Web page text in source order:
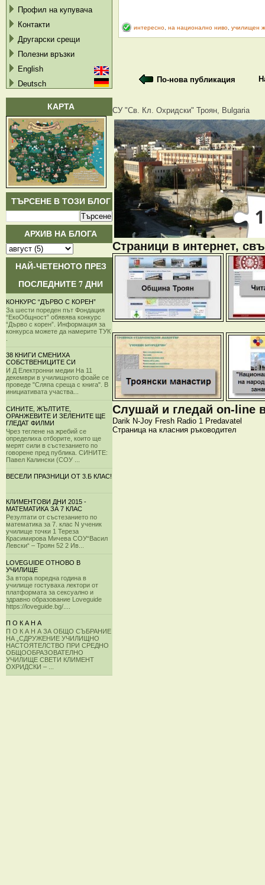
Профил на купувача
Контакти
Другарски срещи
Полезни връзки
English
Deutsch
КАРТА
ТЪРСЕНЕ В ТОЗИ БЛОГ
АРХИВ НА БЛОГА
НАЙ-ЧЕТЕНОТО ПРЕЗ
ПОСЛЕДНИТЕ 7 ДНИ
КОНКУРС “ДЪРВО С КОРЕН”
За шести пореден път Фондация
“ЕкоОбщност” обявява конкурс
“Дърво с корен”. Информация за
конкурса можете да намерите ТУК
38 КНИГИ СМЕНИХА
СОБСТВЕНИЦИТЕ СИ
И Д Електронни медии На 11
декември в училищното фоайе се
проведе "Сляпа среща с книга". В
инициативата участва...
СИНИТЕ, ЖЪЛТИТЕ,
ОРАНЖЕВИТЕ И ЗЕЛЕНИТЕ ЩЕ
ГЛЕДАТ ФИЛМИ
Чрез теглене на жребий се
определиха отборите, които ще
мерят сили в състезанието по
говорене пред публика. СИНИТЕ:
Павел Калински (СОУ ...
ВЕСЕЛИ ПРАЗНИЦИ ОТ 3.Б КЛАС!
КЛИМЕНТОВИ ДНИ 2015 -
МАТЕМАТИКА ЗА 7 КЛАС
Резултати от състезанието по
математика за 7. клас N ученик
училище точки 1 Тереза
Красимирова Мичева СОУ“Васил
Левски“ – Троян 52 2 Ив...
LOVEGUIDE ОТНОВО В
УЧИЛИЩЕ
За втора поредна година в
училище гостуваха лектори от
платформата за сексуално и
здравно образование Loveguide
https://loveguide.bg/....
П О К А Н А
П О К А Н А ЗА ОБЩО СЪБРАНИЕ
НА „СДРУЖЕНИЕ УЧИЛИЩНО
НАСТОЯТЕЛСТВО ПРИ СРЕДНО
ОБЩООБРАЗОВАТЕЛНО
УЧИЛИЩЕ СВЕТИ КЛИМЕНТ
ОХРИДСКИ – ...
интересно на национално ниво училищен
По-нова публикация
СУ "Св. Кл. Охридски" Троян, Bulgaria
Страници в интернет,
Слушай и гледай on-line
Darik N-Joy Fresh Radio 1 Predavatel
Страница на класния ръководител